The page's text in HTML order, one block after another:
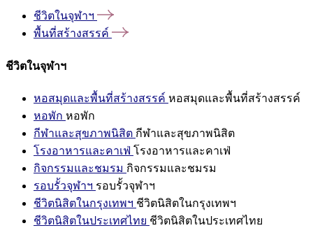
ชีวิตในจุฬาฯ
พื้นที่สร้างสรรค์
ชีวิตในจุฬาฯ
หอสมุดและพื้นที่สร้างสรรค์ หอสมุดและพื้นที่สร้างสรรค์
หอพัก หอพัก
กีฬาและสุขภาพนิสิต กีฬาและสุขภาพนิสิต
โรงอาหารและคาเฟ่ โรงอาหารและคาเฟ่
กิจกรรมและชมรม กิจกรรมและชมรม
รอบรั้วจุฬาฯ รอบรั้วจุฬาฯ
ชีวิตนิสิตในกรุงเทพฯ ชีวิตนิสิตในกรุงเทพฯ
ชีวิตนิสิตในประเทศไทย ชีวิตนิสิตในประเทศไทย